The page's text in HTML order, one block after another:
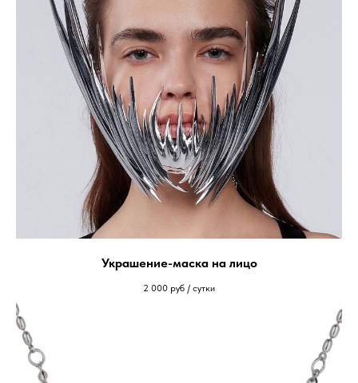
Украшение-маска на лицо
2 000 руб / сутки